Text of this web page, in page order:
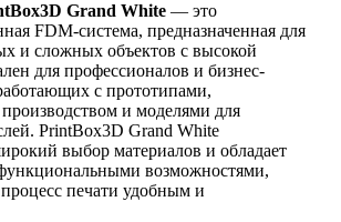
Grand White — это
FDM-система, предназначенная для
и сложных объектов с высокой
для профессионалов и бизнес-
с прототипами,
и моделями для
PrintBox3D Grand White
выбор материалов и обладает
возможностями,
печати удобным и